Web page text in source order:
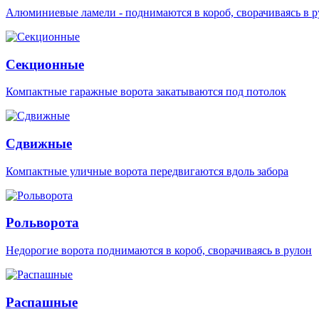
Алюминиевые ламели - поднимаются в короб, сворачиваясь в
Секционные
Компактные гаражные ворота закатываются под потолок
Сдвижные
Компактные уличные ворота передвигаются вдоль забора
Рольворота
Недорогие ворота поднимаются в короб, сворачиваясь в рулон
Распашные